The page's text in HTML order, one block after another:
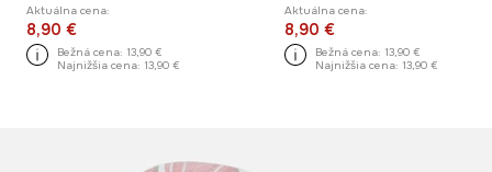
Aktuálna cena:
8,90 €
Bežná cena: 13,90 €
Najnižšia cena: 13,90 €
Aktuálna cena:
8,90 €
Bežná cena: 13,90 €
Najnižšia cena: 13,90 €